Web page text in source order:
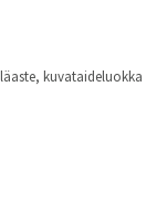
kuvataideluokka